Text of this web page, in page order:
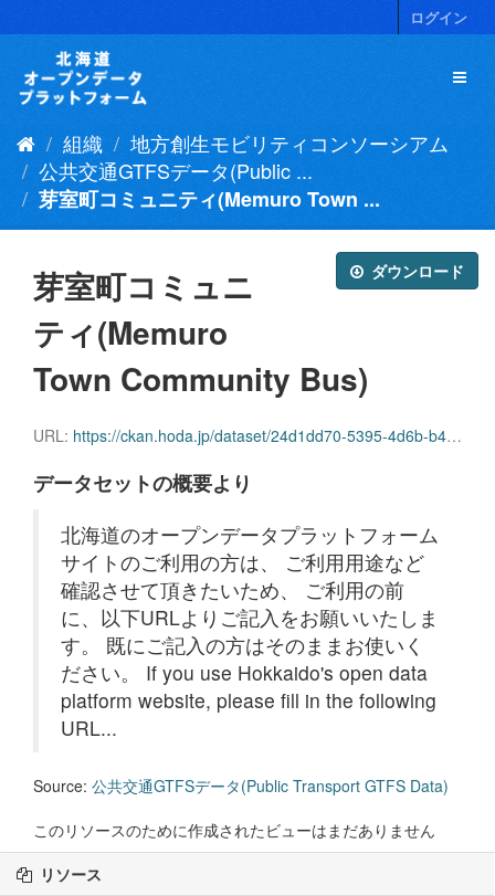
キ
ログイン
組織
地方創生モビリティコンソーシアム
公共交通GTFSデータ(Public ...
芽室町コミュニティ(Memuro Town ...
ダウンロード
芽室町コミュニ
ティ(Memuro
Town Community Bus)
URL: https://ckan.hoda.jp/dataset/24d1dd70-5395-4d6b-b41f-0d83e8eabdb9/resource/2a15bf71-a472-4e7b-9722-1e304ba8e400/download/memurocho_com.zip
データセットの概要より
北海道のオープンデータプラットフォーム
サイトのご利用の方は、 ご利用用途など
確認させて頂きたいため、 ご利用の前
に、以下URLよりご記入をお願いいたしま
す。 既にご記入の方はそのままお使いく
ださい。 If you use Hokkaido's open data
platform website, please fill in the following
URL...
Source: 公共交通GTFSデータ(Public Transport GTFS Data)
このリソースのために作成されたビューはまだありません
リソース